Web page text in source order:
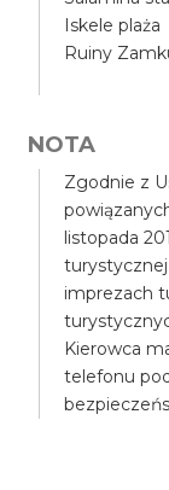
Iskele plaża
Ruiny
NOTA
Zgodnie z
listopada
imprezach
Kierowca
telefonu